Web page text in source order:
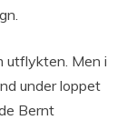
utflykten. Men i
under loppet
Bernt